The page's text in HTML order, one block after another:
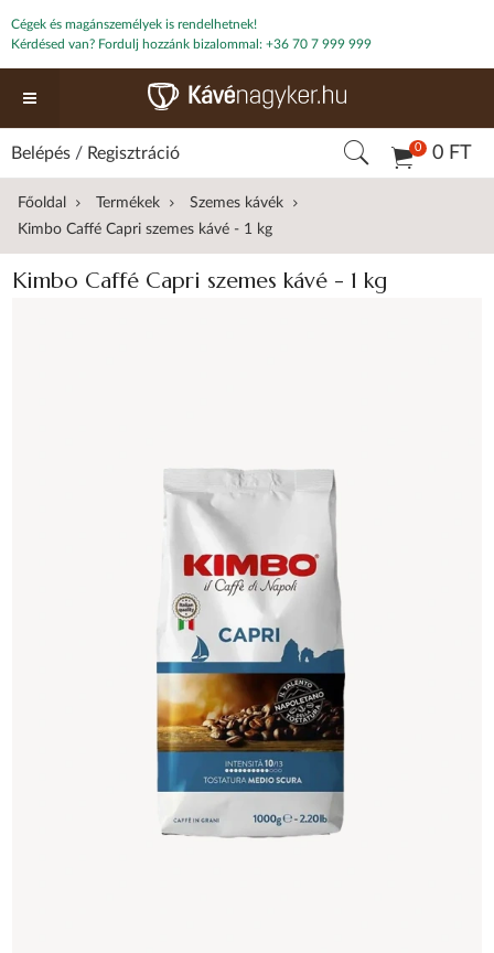
Cégek és magánszemélyek is rendelhetnek!
Kérdésed van? Fordulj hozzánk bizalommal: +36 70 7 999 999
0 0 FT
Belépés / Regisztráció
Főoldal Termékek
Szemes kávék
Kimbo Caffé Capri szemes kávé - 1 kg
Kimbo Caffé Capri szemes kávé - 1 kg